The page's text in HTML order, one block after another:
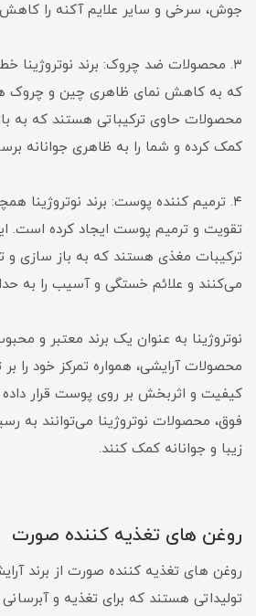
جوش، سرخی و سایر علایم آکنه را
۳. محصولات ضد چروک: برند نوتروژینا خط
که به کاهش نمای ظاهری چین و چروک
محصولات حاوی ترکیباتی هستند که به
کمک کرده و شما را به ظاهری جوانانه
۴. ترمیم کننده پوست: برند نوتروژینا
تقویت و ترمیم پوست ایجاد کرده است.
ترکیبات مغذی هستند که به باز سازی
می‌کنند و علائم خستگی و آسیب را به
نوتروژینا به عنوان یک برند معتبر و
محصولات آرایشی، همواره تمرکز خود را
کیفیت و اثربخش بر روی پوست قرار داده
فوق، محصولات نوتروژینا می‌توانند به
زیبا و جوانانه کمک کنند.
روغن های تغذیه کننده صورت
روغن های تغذیه کننده صورت از برند
تولیداتی هستند که برای تغذیه و